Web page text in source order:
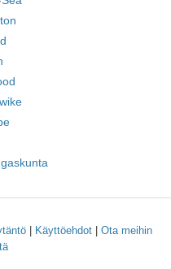
| Käyttöehdot| Ota meihin